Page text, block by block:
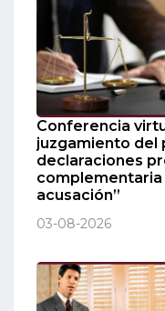
Conferencia
juzgamiento del
declaraciones
complementaria
acusación”
03-08-2026